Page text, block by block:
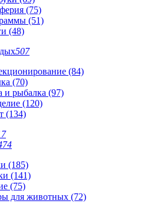
(75)
(51)
(48)
507
(84)
(70)
и рыбалка (97)
(120)
(134)
(185)
(141)
(75)
для животных (72)